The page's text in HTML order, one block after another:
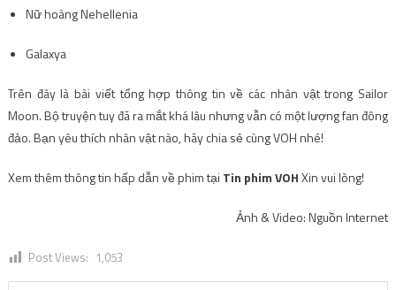
Nữ hoàng Nehellenia
Galaxya
Trên đây là bài viết tổng hợp thông tin về các nhân vật trong Sailor
Moon. Bộ truyện tuy đã ra mắt khá lâu nhưng vẫn có một lượng fan đông
đảo. Bạn yêu thích nhân vật nào, hãy chia sẻ cùng VOH nhé!
Xem thêm thông tin hấp dẫn về phim tại Tin phim VOHXin vui lòng!
Ảnh & Video: Nguồn Internet
Post Views: 1,053